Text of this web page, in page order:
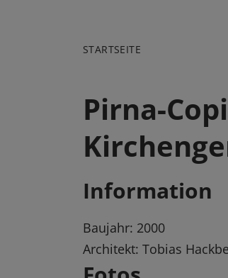
STARTSEITE
Pirna-
Information
Baujahr: 2000
Architekt: Tobias